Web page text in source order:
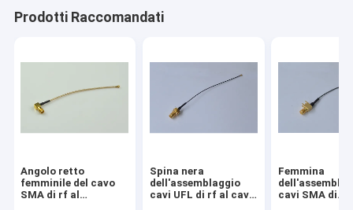
Prodotti Raccomandati
Angolo retto
femminile del cavo
SMA di rf al
Spina nera
dell'assemblaggio
cavi UFL di rf al cavo
Femmina
cavi SMA di